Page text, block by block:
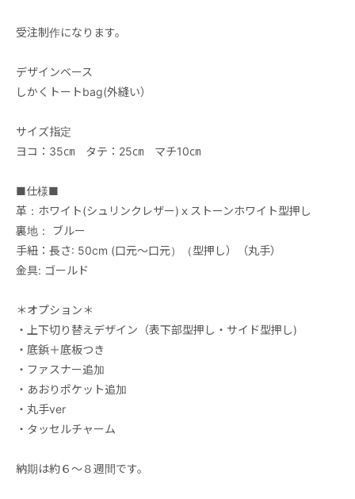
受注制作になります。
デザインベース
しかくトートbag(外縫い）
サイズ指定
ヨコ：35㎝ タテ：25㎝ マチ10㎝
■仕様■
革：ホワイト(シュリンクレザー)ｘストーンホワイト型押し
裏地： ブルー
手紐：長さ: 50cm (口元〜口元）（型押し）（丸手）
金具: ゴールド
＊オプション＊
・上下切り替えデザイン（表下部型押し・サイド型押し)
・底鋲＋底板つき
・ファスナー追加
・あおりポケット追加
・丸手ver
・タッセルチャーム
納期は約６～８週間です。